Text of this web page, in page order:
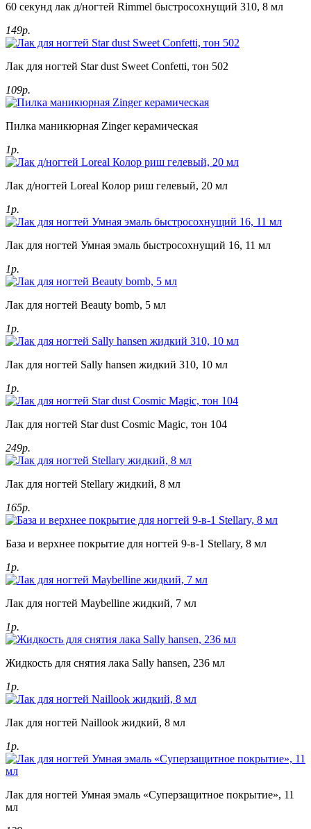
60 секунд лак д/ногтей Rimmel быстросохнущий 310, 8 мл
149р.
Лак для ногтей Star dust Sweet Confetti, тон 502
109р.
Пилка маникюрная Zinger керамическая
1р.
Лак д/ногтей Loreal Колор риш гелевый, 20 мл
1р.
Лак для ногтей Умная эмаль быстросохнущий 16, 11 мл
1р.
Лак для ногтей Beauty bomb, 5 мл
1р.
Лак для ногтей Sally hansen жидкий 310, 10 мл
1р.
Лак для ногтей Star dust Cosmic Magic, тон 104
249р.
Лак для ногтей Stellary жидкий, 8 мл
165р.
База и верхнее покрытие для ногтей 9-в-1 Stellary, 8 мл
1р.
Лак для ногтей Maybelline жидкий, 7 мл
1р.
Жидкость для снятия лака Sally hansen, 236 мл
1р.
Лак для ногтей Naillook жидкий, 8 мл
1р.
Лак для ногтей Умная эмаль «Суперзащитное покрытие», 11
мл